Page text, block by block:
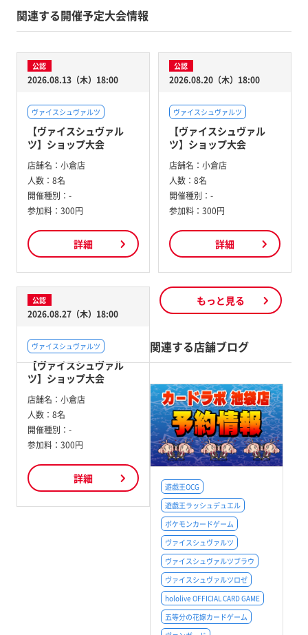
関連する開催予定大会情報
公認
2026.08.13（木）18:00
ヴァイスシュヴァルツ
【ヴァイスシュヴァル
ツ】ショップ大会
店舗名： 小倉店
人数： 8名
開催種別： -
参加料： 300円
詳細
公認
2026.08.20（木）18:00
ヴァイスシュヴァルツ
【ヴァイスシュヴァル
ツ】ショップ大会
店舗名： 小倉店
人数： 8名
開催種別： -
参加料： 300円
詳細
公認
2026.08.27（木）18:00
ヴァイスシュヴァルツ
【ヴァイスシュヴァル
ツ】ショップ大会
店舗名： 小倉店
人数： 8名
開催種別： -
参加料： 300円
詳細
もっと見る
関連する店舗ブログ
遊戯王OCG
遊戯王ラッシュデュエル
ポケモンカードゲーム
ヴァイスシュヴァルツ
ヴァイスシュヴァルツブラウ
ヴァイスシュヴァルツロゼ
hololive OFFICIAL CARD GAME
五等分の花嫁カードゲーム